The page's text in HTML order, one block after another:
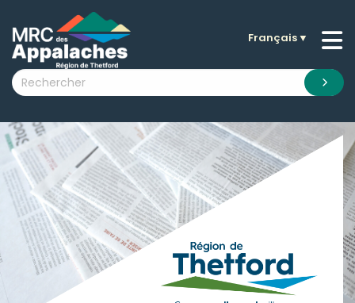
submenu (La MRC )
submenu (Citoyens )
submenu (Visiteurs )
submenu (Nouvelles )
submenu (Documentation )
Français▼